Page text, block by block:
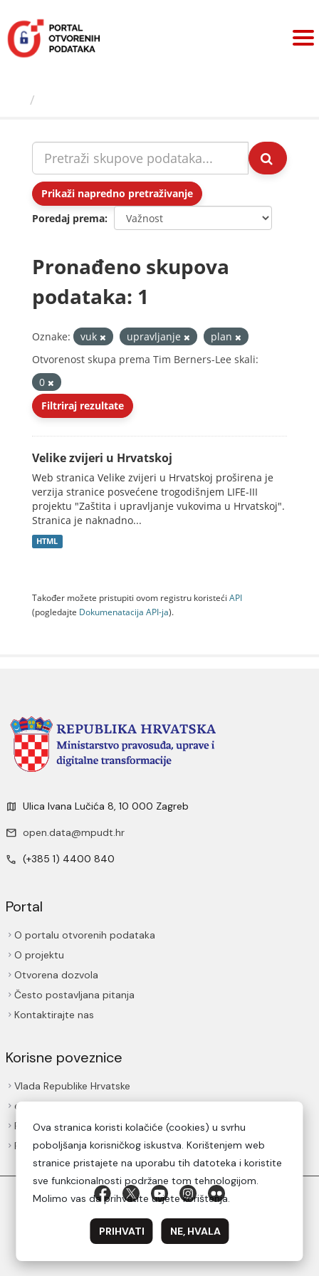
sadržaj
Prikaži napredno pretraživanje
Poredaj prema
Pronađeno skupova
podataka: 1
Oznake: vuk upravljanje
plan
Otvorenost skupa prema Tim Berners-Lee skali:
0
Filtriraj rezultate
Velike zvijeri u Hrvatskoj
Web stranica Velike zvijeri u Hrvatskoj proširena je
verzija stranice posvećene trogodišnjem LIFE-III
projektu "Zaštita i upravljanje vukovima u Hrvatskoj".
Stranica je naknadno...
HTML
Također možete pristupiti ovom registru koristeći API
(pogledajte Dokumenаtаcijа API-jа).